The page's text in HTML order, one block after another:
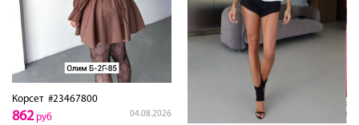
Корсет#23467800
04.08.2026
862руб